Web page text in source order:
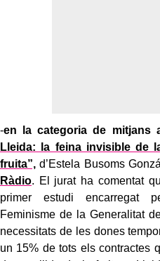
-en la categoria de mitjans
Lleida: la feina invisible de
fruita”, d’Estela Busoms
Ràdio. El jurat ha comentat
primer estudi encarregat
Feminisme de la Generalitat
necessitats de les dones
un 15% de tots els contractes